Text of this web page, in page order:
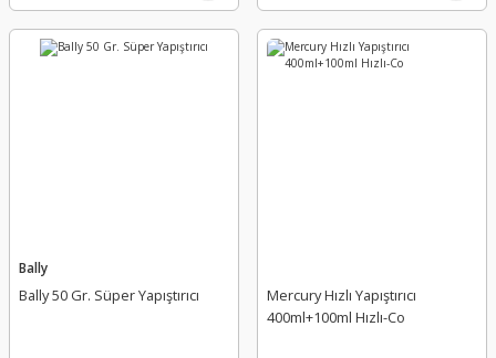
Bally
Bally 50 Gr. Süper Yapıştırıcı
Mercury Hızlı Yapıştırıcı
400ml+100ml Hızlı-Co